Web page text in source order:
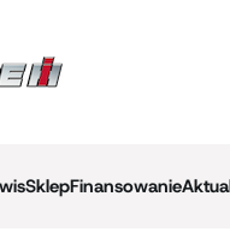
SklepFinansowanie